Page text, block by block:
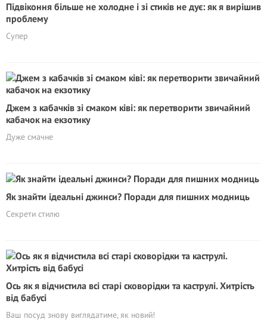
Підвіконня більше не холодне і зі стиків не дує: як я вирішив
проблему
Супер
Джем з кабачків зі смаком ківі: як перетворити звичайний
кабачок на екзотику
Дуже смачне
Як знайти ідеальні джинси? Поради для пишних модниць
Секрети стилю
Ось як я відчистила всі старі сковорідки та каструлі. Хитрість
від бабусі
Ваш посуд знову виглядатиме, як новий!